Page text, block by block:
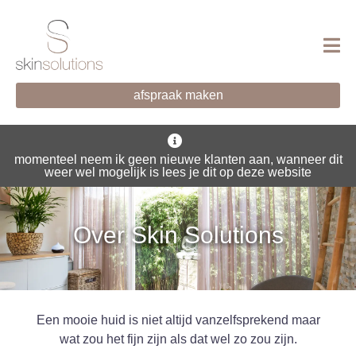
afspraak maken
momenteel neem ik geen nieuwe klanten aan, wanneer dit
weer wel mogelijk is lees je dit op deze website
Over Skin Solutions
Een mooie huid is niet altijd vanzelfsprekend maar
wat zou het fijn zijn als dat wel zo zou zijn.